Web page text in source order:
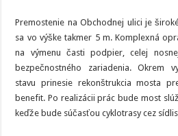
Premostenie na Obchodnej ulici je
sa vo výške takmer 5 m. Komplexná
na výmenu časti podpier, celej
bezpečnostného zariadenia. Okrem
stavu prinesie rekonštrukcia mosta
benefit. Po realizácii prác bude most
keďže bude súčasťou cyklotrasy cez